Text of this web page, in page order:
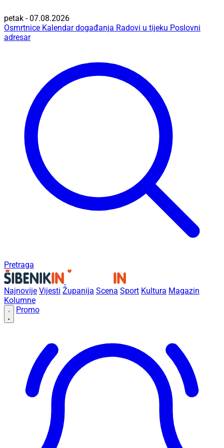
petak - 07.08.2026
Osmrtnice Kalendar događanja Radovi u tijeku Poslovni
adresar
Pretraga
Najnovije Vijesti Županija Scena Sport Kultura Magazin
Kolumne
Promo